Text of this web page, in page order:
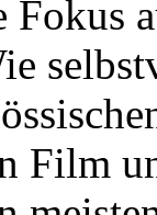
Fokus
Film